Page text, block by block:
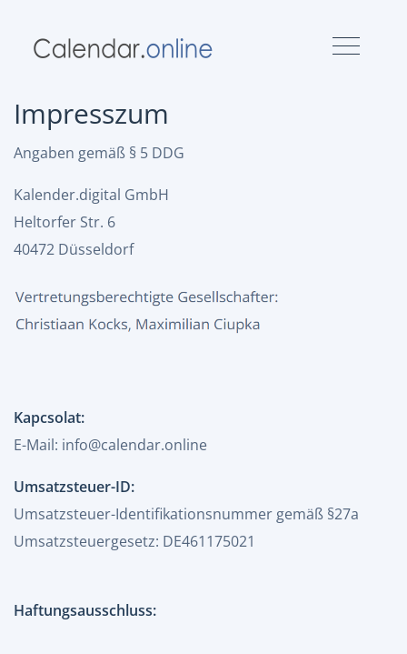
Impresszum
Angaben gemäß § 5 DDG
Kalender.digital GmbH
Heltorfer Str. 6
40472 Düsseldorf
Kapcsolat:
E-Mail: info@calendar.online
Umsatzsteuer-ID:
Umsatzsteuer-Identifikationsnummer gemäß §27a
Umsatzsteuergesetz: DE461175021
Haftungsausschluss: